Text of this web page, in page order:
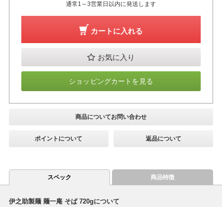
通常1～3営業日以内に発送します
カートに入れる
お気に入り
ショッピングカートを見る
商品についてお問い合わせ
ポイントについて 返品について
スペック 商品特徴
伊之助製麺 麺一庵 そば 720gについて